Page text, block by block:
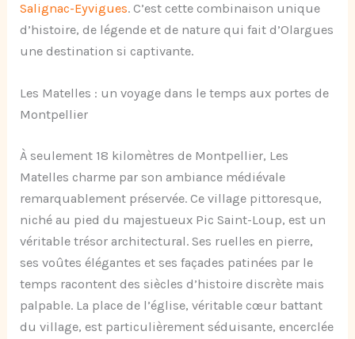
Salignac-Eyvigues. C’est cette combinaison unique
d’histoire, de légende et de nature qui fait d’Olargues
une destination si captivante.
Les Matelles : un voyage dans le temps aux portes de
Montpellier
À seulement 18 kilomètres de Montpellier, Les
Matelles charme par son ambiance médiévale
remarquablement préservée. Ce village pittoresque,
niché au pied du majestueux Pic Saint-Loup, est un
véritable trésor architectural. Ses ruelles en pierre,
ses voûtes élégantes et ses façades patinées par le
temps racontent des siècles d’histoire discrète mais
palpable. La place de l’église, véritable cœur battant
du village, est particulièrement séduisante, encerclée